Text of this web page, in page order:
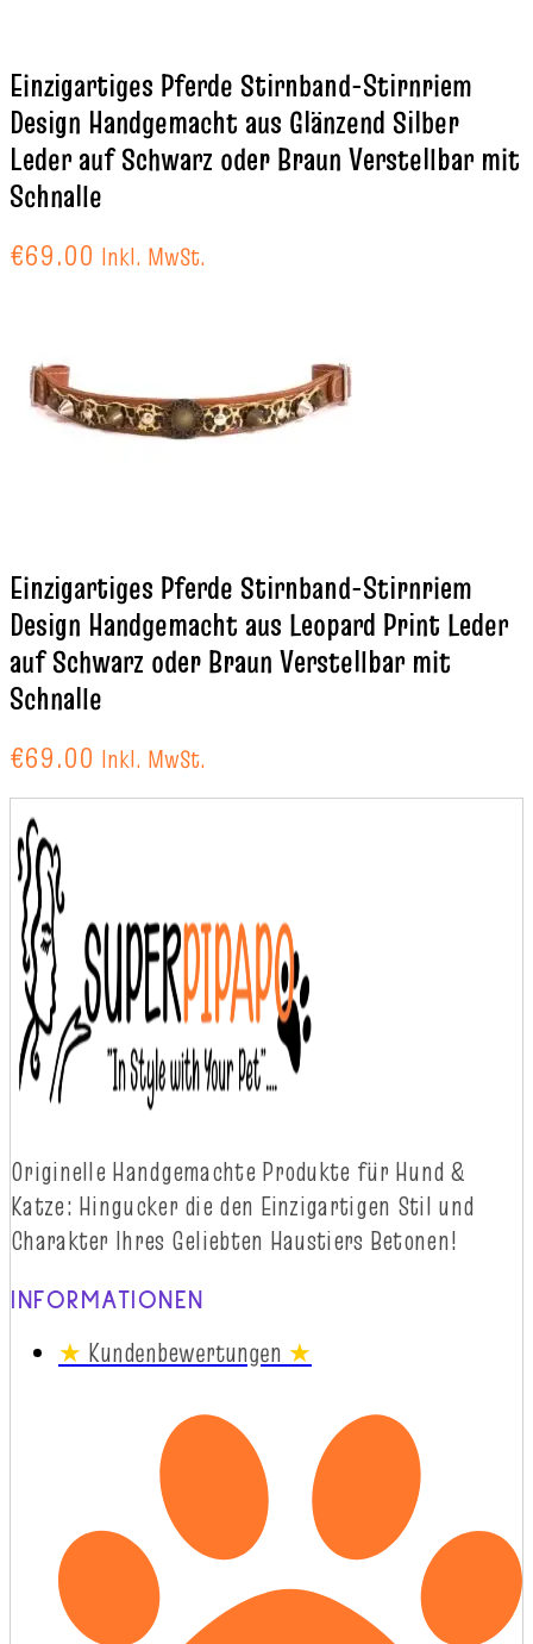
Einzigartiges Pferde Stirnband-Stirnriem
Design Handgemacht aus Glänzend Silber
Leder auf Schwarz oder Braun Verstellbar mit
Schnalle
€69.00 Inkl. MwSt.
Einzigartiges Pferde Stirnband-Stirnriem
Design Handgemacht aus Leopard Print Leder
auf Schwarz oder Braun Verstellbar mit
Schnalle
€69.00 Inkl. MwSt.
Originelle Handgemachte Produkte für Hund &
Katze: Hingucker die den Einzigartigen Stil und
Charakter Ihres Geliebten Haustiers Betonen!
INFORMATIONEN
★ Kundenbewertungen ★